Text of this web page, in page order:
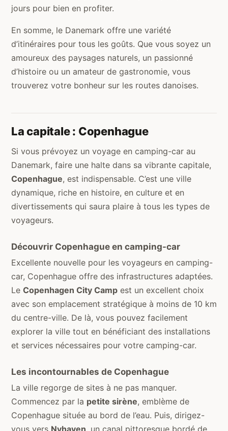
jours pour bien en profiter.
En somme, le Danemark offre une variété
d’itinéraires pour tous les goûts. Que vous soyez un
amoureux des paysages naturels, un passionné
d’histoire ou un amateur de gastronomie, vous
trouverez votre bonheur sur les routes danoises.
La capitale : Copenhague
Si vous prévoyez un voyage en camping-car au
Danemark, faire une halte dans sa vibrante capitale,
Copenhague, est indispensable. C’est une ville
dynamique, riche en histoire, en culture et en
divertissements qui saura plaire à tous les types de
voyageurs.
Découvrir Copenhague en camping-car
Excellente nouvelle pour les voyageurs en camping-
car, Copenhague offre des infrastructures adaptées.
Le Copenhagen City Camp est un excellent choix
avec son emplacement stratégique à moins de 10 km
du centre-ville. De là, vous pouvez facilement
explorer la ville tout en bénéficiant des installations
et services nécessaires pour votre camping-car.
Les incontournables de Copenhague
La ville regorge de sites à ne pas manquer.
Commencez par la petite sirène, emblème de
Copenhague située au bord de l’eau. Puis, dirigez-
vous vers Nyhaven, un canal pittoresque bordé de